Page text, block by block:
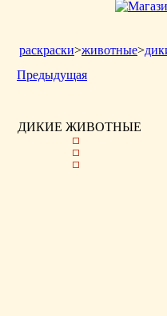
раскраски>животные>
Предыдущая
ДИКИЕ ЖИВОТНЫЕ